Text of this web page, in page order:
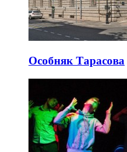
Особняк Тарасова